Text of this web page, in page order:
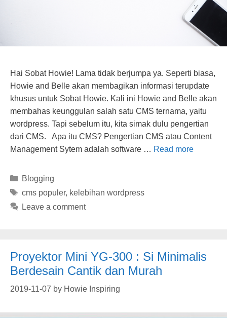
Hai Sobat Howie! Lama tidak berjumpa ya. Seperti biasa,
Howie and Belle akan membagikan informasi terupdate
khusus untuk Sobat Howie. Kali ini Howie and Belle akan
membahas keunggulan salah satu CMS ternama, yaitu
wordpress. Tapi sebelum itu, kita simak dulu pengertian
dari CMS. Apa itu CMS? Pengertian CMS atau Content
Management Sytem adalah software … Read more
Categories
Blogging
Tags
cms populer, kelebihan wordpress
Leave a comment
Proyektor Mini YG-300 : Si Minimalis
Berdesain Cantik dan Murah
2019-11-07 by Howie Inspiring